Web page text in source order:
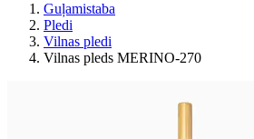
Guļamistaba
Pledi
Vilnas pledi
Vilnas pleds MERINO-270